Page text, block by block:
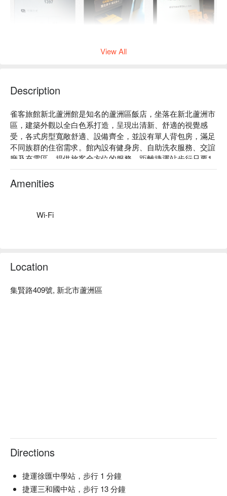
View All
Description
雀客旅館新北蘆洲館是知名的蘆洲區飯店，坐落在新北蘆洲市
區，建築外觀以全白色系打造，呈現出清新、舒適的視覺感
受，各式房型寬敞舒適、設備齊全，並設有單人背包房，滿足
不同族群的住宿需求。館內設有健身房、自助洗衣服務、交誼
廳及充電區，提供旅客全方位的服務。距離捷運站步行只要1
分鐘，並且緊鄰徐匯廣場，交通、美食、購物一應俱全，絕佳
的地緣性是觀光旅遊和差旅洽公的最佳選擇！
華商務地段，在快節奏的新北市區裡，提供給旅人一個舒適且
客旅館新北蘆洲館休息方案立刻查看⬇︎
Amenities
Wi-Fi
Location
集賢路409號, 新北市蘆洲區
Directions
捷運徐匯中學站，步行 1 分鐘
捷運三和國中站，步行 13 分鐘